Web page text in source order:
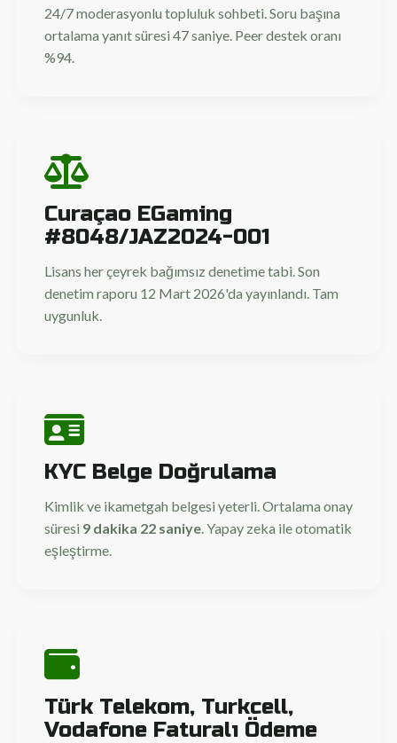
24/7 moderasyonlu topluluk sohbeti. Soru başına
ortalama yanıt süresi 47 saniye. Peer destek oranı
%94.
Curaçao EGaming
#8048/JAZ2024-001
Lisans her çeyrek bağımsız denetime tabi. Son
denetim raporu 12 Mart 2026'da yayınlandı. Tam
uygunluk.
KYC Belge Doğrulama
Kimlik ve ikametgah belgesi yeterli. Ortalama onay
süresi 9 dakika 22 saniye. Yapay zeka ile otomatik
eşleştirme.
Türk Telekom, Turkcell,
Vodafone Faturalı Ödeme